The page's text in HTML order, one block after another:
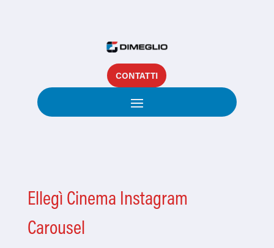
CONTATTI
Ellegì Cinema Instagram
Carousel